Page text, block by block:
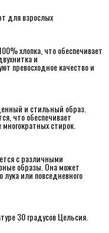
для взрослых
хлопка, что обеспечивает
и
превосходное качество и
и стильный образ.
что обеспечивает
стирок.
с различными
образы. Она может
или повседневного
30 градусов Цельсия.